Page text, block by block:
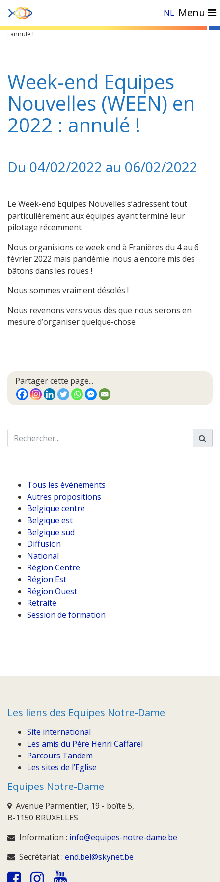
NL Menu
Accueil
: annulé !
Week-end Equipes
Nouvelles (WEEN) en
2022 : annulé !
Du 04/02/2022 au 06/02/2022
Le Week-end Equipes Nouvelles s’adressent tout
particulièrement aux équipes ayant terminé leur
pilotage récemment.
Nous organisions ce week end à Franières du 4 au 6
février 2022 mais pandémie nous a encore mis des
bâtons dans les roues !
Nous sommes vraiment désolés !
Nous revenons vers vous dès que nous serons en
mesure d’organiser quelque-chose
Partager cette page...
Tous les événements
Autres propositions
Belgique centre
Belgique est
Belgique sud
Diffusion
National
Région Centre
Région Est
Région Ouest
Retraite
Session de formation
Les liens des Equipes Notre-Dame
Site international
Les amis du Père Henri Caffarel
Parcours Tandem
Les sites de l’Eglise
Equipes Notre-Dame
Avenue Parmentier, 19 - boîte 5,
B-1150 BRUXELLES
Information : info@equipes-notre-dame.be
Secrétariat : end.bel@skynet.be